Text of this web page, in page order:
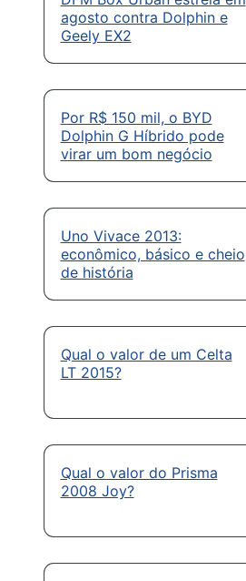
agosto contra Dolphin e
Geely EX2
Por R$ 150 mil, o BYD
Dolphin G Híbrido pode
virar um bom negócio
Uno Vivace 2013:
econômico, básico e cheio
de história
Qual o valor de um Celta
LT 2015?
Qual o valor do Prisma
2008 Joy?